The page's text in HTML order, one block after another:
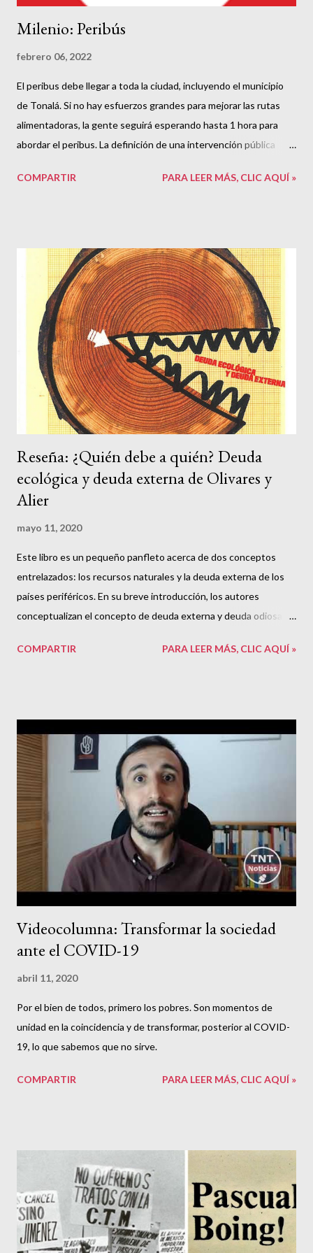
Milenio: Peribús
febrero 06, 2022
El peribus debe llegar a toda la ciudad, incluyendo el municipio
de Tonalá. Si no hay esfuerzos grandes para mejorar las rutas
alimentadoras, la gente seguirá esperando hasta 1 hora para
abordar el peribus. La definición de una intervención pública
este sentido, el peribus mejora unas cosas a costa de empeorar
https://www.milenio.com/opinion/editoriales/debate-
generacional-jalisco/mi-macro-periferico-analisis-de-
representantes-de-partidos
COMPARTIR PARA LEER MÁS, CLIC AQUÍ »
Reseña: ¿Quién debe a quién? Deuda
ecológica y deuda externa de Olivares y
Alier
mayo 11, 2020
Este libro es un pequeño panfleto acerca de dos conceptos
entrelazados: los recursos naturales y la deuda externa de los
países periféricos. En su breve introducción, los autores
conceptualizan el concepto de deuda externa y deuda odiosa (o
periféricos con el Fondo Monetario Internacional (FMI) y el
alguna forma. La forma que los países desarrollados encontraron
de 'deshacerse' de este dinero fue prestarlo a países pobres,
muchas veces con tasas de interés usurarias. No solo fueron el
FMI y el BM, decenas de bancos privados se montaron en la ola y
prestaron dinero también, bajo condiciones similares o incluso
peores. Se explica brevemente cómo funciona la balanza de
pagos de un país y las marcadas diferencias entre el sur (que
exporta rec...
COMPARTIR PARA LEER MÁS, CLIC AQUÍ »
Videocolumna: Transformar la sociedad
ante el COVID-19
abril 11, 2020
Por el bien de todos, primero los pobres. Son momentos de
unidad en la coincidencia y de transformar, posterior al COVID-
19, lo que sabemos que no sirve.
COMPARTIR PARA LEER MÁS, CLIC AQUÍ »